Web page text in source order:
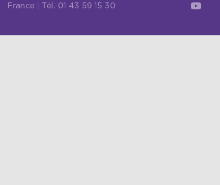
France | Tél. 01 43 59 15 30